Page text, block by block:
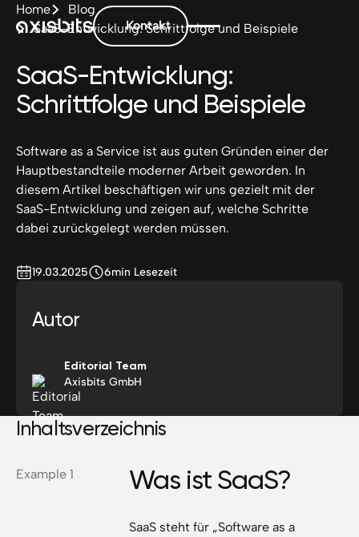
Kontakt
Home
Blog
SaaS-Entwicklung: Schrittfolge und Beispiele
SaaS-Entwicklung:
Schrittfolge und Beispiele
Software as a Service ist aus guten Gründen einer der
Hauptbestandteile moderner Arbeit geworden. In
diesem Artikel beschäftigen wir uns gezielt mit der
SaaS-Entwicklung und zeigen auf, welche Schritte
dabei zurückgelegt werden müssen.
19.03.2025 6min Lesezeit
Autor
Editorial Team
Axisbits GmbH
Inhaltsverzeichnis
Example 1 Was ist SaaS?
SaaS steht für „Software as a